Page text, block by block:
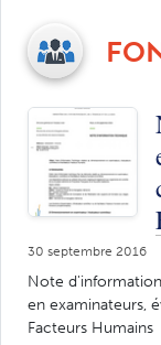
30 septembre 2016
Note
en examinateurs,
Facteurs Humains